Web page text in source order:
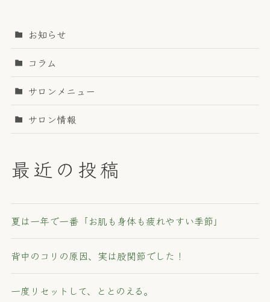
お知らせ
コラム
サロンメニュー
サロン情報
最近の投稿
夏は一年で一番「お肌も身体も疲れやすい季節」
背中のコリの原因、実は股関節でした！
一度リセットして、ととのえる。